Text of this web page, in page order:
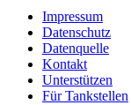
Impressum
Datenschutz
Datenquelle
Kontakt
Unterstützen
Für Tankstellen